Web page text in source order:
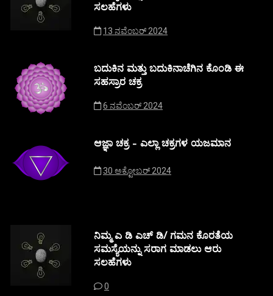
ಸಲಹೆಗಳು
13 ನವೆಂಬರ್ 2024
ಬದುಕಿನ ಮತ್ತು ಬದುಕಿನಾಚೆಗಿನ ಕೊಂಡಿ ಈ
ಸಹಸ್ರಾರ ಚಕ್ರ
6 ನವೆಂಬರ್ 2024
ಆಜ್ಞಾ ಚಕ್ರ – ಎಲ್ಲಾ ಚಕ್ರಗಳ ಯಜಮಾನ
30 ಅಕ್ಟೋಬರ್ 2024
ನಿಮ್ಮ ಎ ಡಿ ಎಚ್ ಡಿ/ ಗಮನ ಕೊರತೆಯ
ಸಮಸ್ಯೆಯನ್ನು ಸರಾಗ ಮಾಡಲು ಆರು
ಸಲಹೆಗಳು
0